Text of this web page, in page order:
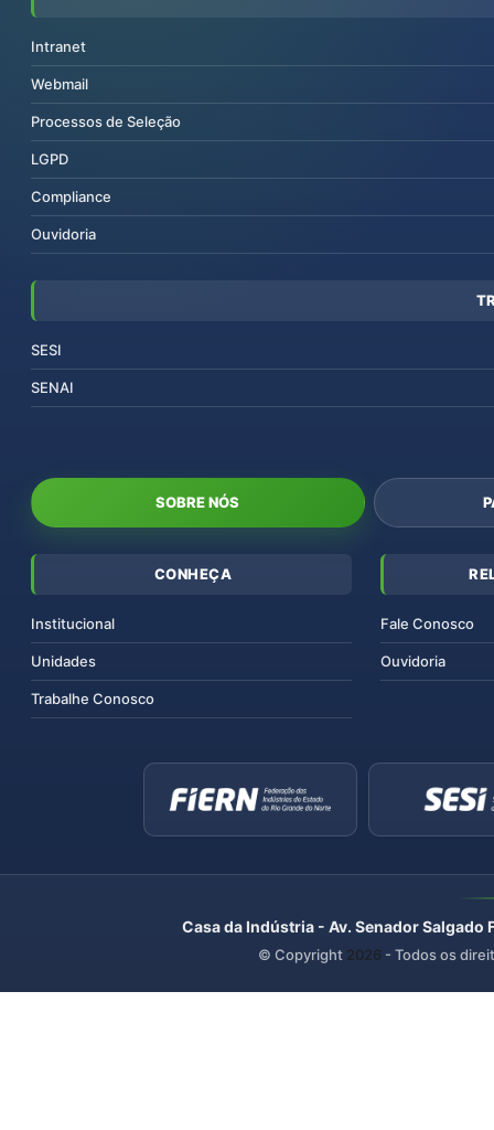
Intranet
Webmail
Processos de Seleção
LGPD
Compliance
Ouvidoria
SESI
SENAI
SOBRE NÓS
CONHEÇA
Institucional
Unidades
Trabalhe Conosco
Fale Conosco
Ouvidoria
Casa da Indústria - Av. Senador
© Copyright 2026 - Todos os